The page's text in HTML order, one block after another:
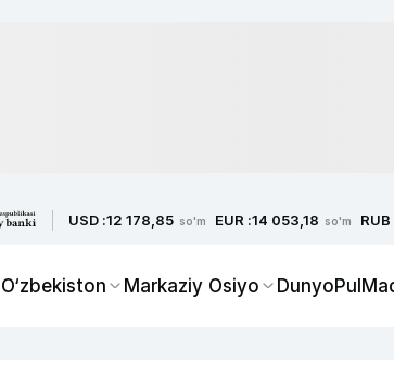
USD :12 178,85 so'm EUR :14 053,18 so'm RUB
O‘zbekiston Markaziy Osiyo DunyoPul